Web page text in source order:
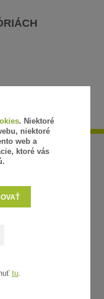
. Niektoré
niektoré
web a
ktoré vás
tu